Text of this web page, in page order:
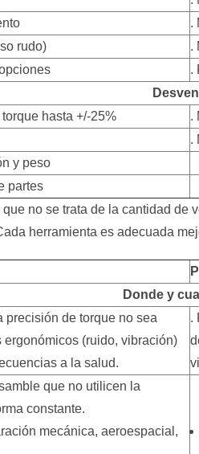
.
rudo)
.
.
hasta +/-25%
.
.
y peso
partes
que no se trata de la cantidad
herramienta es adecuada
Donde y
precisión de torque no sea
ergonómicos (ruido, vibración)
a la salud.
.
que no utilicen la
constante.
mecánica, aeroespacial,